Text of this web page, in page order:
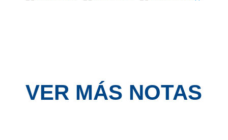
VER MÁS NOTAS